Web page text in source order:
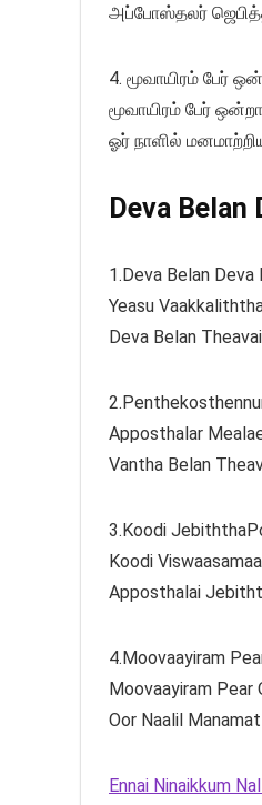
அப்போஸ்தலர்
4. மூவாயிரம் பேர்
மூவாயிரம் பேர்
ஓர் நாளில்
Deva
1.Deva Belan Deva
Yeasu
Deva Belan Theavai
Apposthalar
Vantha Belan
3.Koodi
Koodi
Apposthalai
4.Moovaayiram
Moovaayiram Pear
Oor Naalil
Ennai Ninaikkum